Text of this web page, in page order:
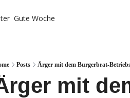
Gute Woche
Posts Ärger mit dem Burgerbrat-
mit